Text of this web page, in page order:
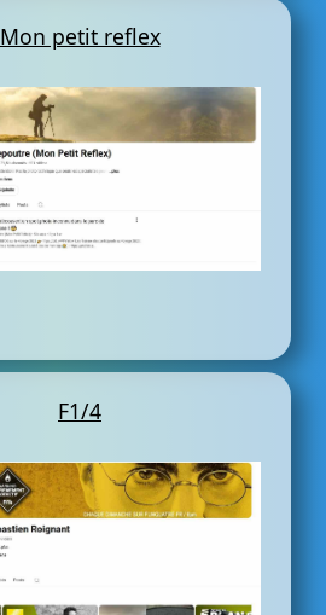
Mon petit reflex
F1/4